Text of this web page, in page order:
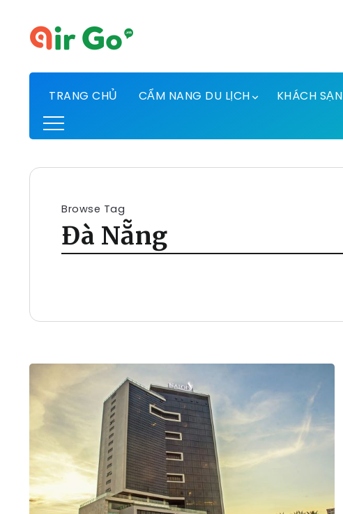
TRANG CHỦ CẨM NANG DU LỊCH KHÁCH SẠN
Browse Tag
Đà Nẵng